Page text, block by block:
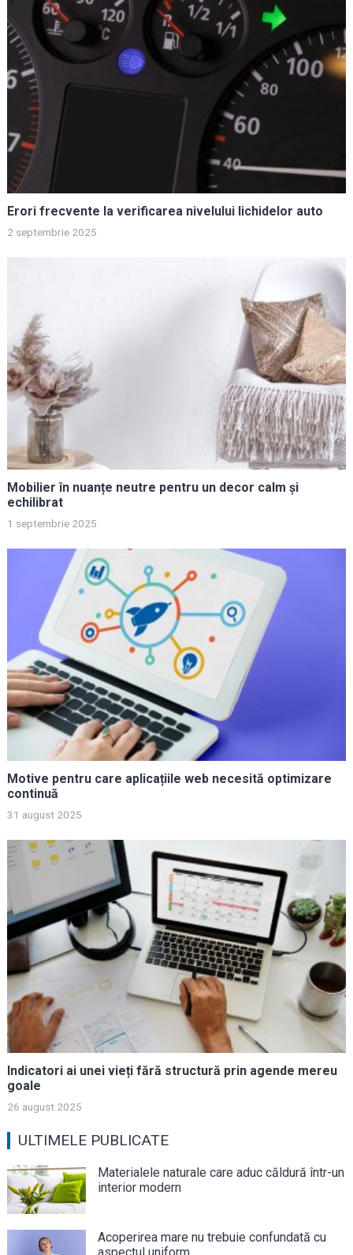
Erori frecvente la verificarea nivelului lichidelor auto
2 septembrie 2025
Mobilier în nuanțe neutre pentru un decor calm și
echilibrat
1 septembrie 2025
Motive pentru care aplicațiile web necesită optimizare
continuă
31 august 2025
Indicatori ai unei vieți fără structură prin agende mereu
goale
26 august 2025
ULTIMELE PUBLICATE
Materialele naturale care aduc căldură într-un
interior modern
Acoperirea mare nu trebuie confundată cu